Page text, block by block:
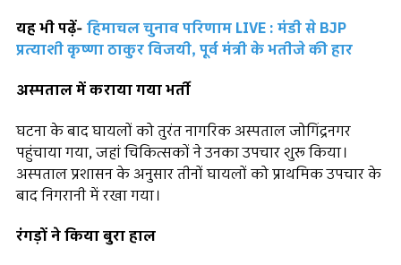
यह भी पढ़ें- हिमाचल चुनाव परिणाम LIVE : मंडी से BJP
प्रत्याशी कृष्णा ठाकुर विजयी, पूर्व मंत्री के भतीजे की हार
अस्पताल में कराया गया भर्ती
घटना के बाद घायलों को तुरंत नागरिक अस्पताल जोगिंद्रनगर
पहुंचाया गया, जहां चिकित्सकों ने उनका उपचार शुरू किया।
अस्पताल प्रशासन के अनुसार तीनों घायलों को प्राथमिक उपचार के
बाद निगरानी में रखा गया।
रंगड़ों ने किया बुरा हाल